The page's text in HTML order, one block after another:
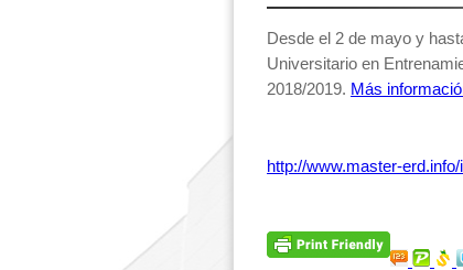
Desde el 2 de mayo y
Universitario en
2018/2019. Más
http://www.master-